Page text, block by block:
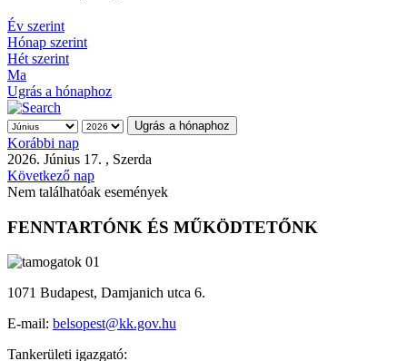
Év szerint
Hónap szerint
Hét szerint
Ma
Ugrás a hónaphoz
Ugrás a hónaphoz
Korábbi nap
2026. Június 17. , Szerda
Következő nap
Nem találhatóak események
FENNTARTÓNK ÉS MŰKÖDTETŐNK
1071 Budapest, Damjanich utca 6.
E-mail: belsopest@kk.gov.hu
Tankerületi igazgató: